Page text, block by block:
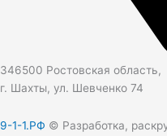
346500 Ростовская область,
г. Шахты, ул. Шевченко 74
9-1-1.РФ © Разработка,